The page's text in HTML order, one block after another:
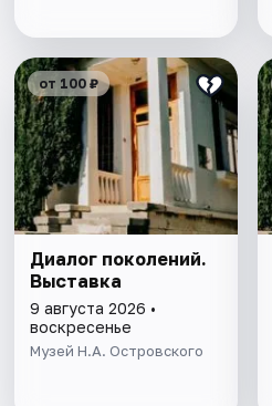
от 100 ₽
Диалог поколений.
Выставка
9 августа 2026 •
воскресенье
Музей Н.А. Островского